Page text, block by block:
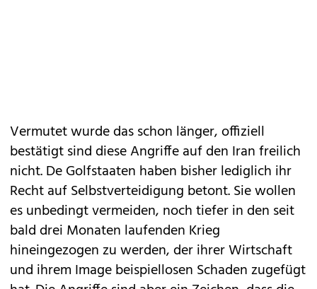
Vermutet wurde das schon länger, offiziell
bestätigt sind diese Angriffe auf den Iran freilich
nicht. De Golfstaaten haben bisher lediglich ihr
Recht auf Selbstverteidigung betont. Sie wollen
es unbedingt vermeiden, noch tiefer in den seit
bald drei Monaten laufenden Krieg
hineingezogen zu werden, der ihrer Wirtschaft
und ihrem Image beispiellosen Schaden zugefügt